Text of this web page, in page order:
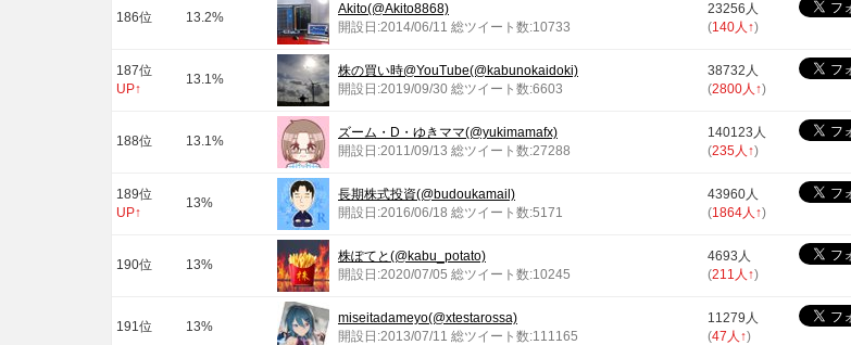
186位 13.2%
Akito(@Akito8868)
開設日:2014/06/11 総ツイート数:10733
23256人
(140人 ↑)
187位
UP↑
13.1%
株の買い時@YouTube(@kabunokaidoki)
開設日:2019/09/30 総ツイート数:6603
38732人
(2800人 ↑)
188位 13.1%
ズーム・D・ゆきママ(@yukimamafx)
開設日:2011/09/13 総ツイート数:27288
140123人
(235人 ↑)
189位
UP↑
13%
長期株式投資(@budoukamail)
開設日:2016/06/18 総ツイート数:5171
43960人
(1864人 ↑)
190位 13%
株ぽてと(@kabu_potato)
開設日:2020/07/05 総ツイート数:10245
4693人
(211人 ↑)
191位 13%
miseitadameyo(@xtestarossa)
開設日:2013/07/11 総ツイート数:111165
11279人
(47人 ↑)